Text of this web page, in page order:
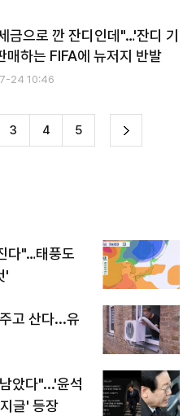
금으로 깐 잔디인데"…'잔디 기
매하는 FIFA에 뉴저지 반발
24 10:46
3 4 5 다
다"…태풍도
'
고 산다...유
았다"...'윤석
글' 등장